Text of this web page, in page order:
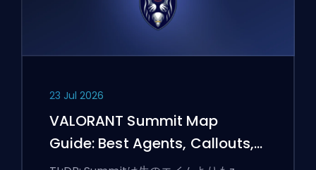
23 Jul 2026
VALORANT Summit Map
Guide: Best Agents, Callouts,
and Smokes